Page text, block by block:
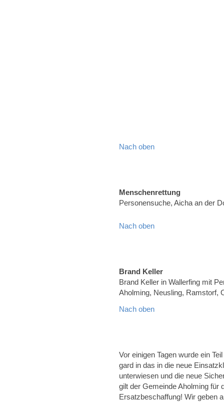
Nach oben
Menschenrettung
Personensuche, Aicha an der
Nach oben
Brand Keller
Brand Keller in Wallerfing mit
Aholming, Neusling, Ramstorf,
Nach oben
Vor einigen Tagen wurde ein
gard in das in die neue
unterwiesen und die neue
gilt der Gemeinde Aholming für
Ersatzbeschaffung! Wir geben